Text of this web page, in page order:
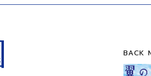
BACK